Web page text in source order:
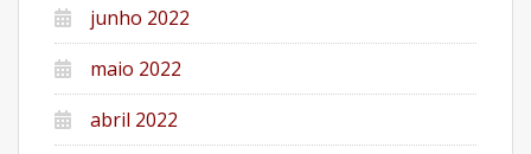
junho 2022
maio 2022
abril 2022